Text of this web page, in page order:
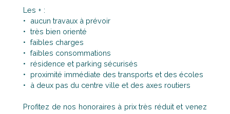
Les + :
aucun travaux à prévoir
très bien orienté
faibles charges
faibles consommations
résidence et parking sécurisés
proximité immédiate des transports et des écoles
à deux pas du centre ville et des axes routiers
Profitez de nos honoraires à prix très réduit et venez